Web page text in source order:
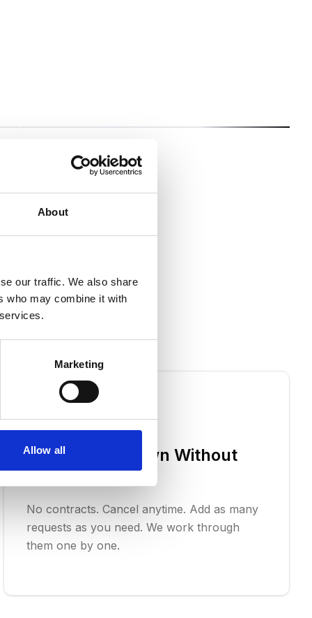
About
our traffic. We also share
who may combine it with
Marketing
Allow all
Scale Up or Down Without
Contracts
No contracts. Cancel anytime. Add as many
requests as you need. We work through
them one by one.